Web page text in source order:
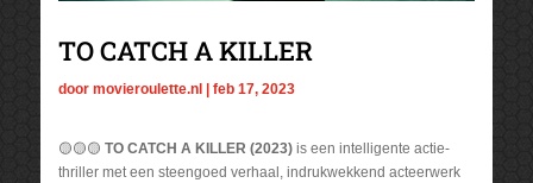
TO CATCH A KILLER
door movieroulette.nl feb 17, 2023
🟡🟡🟡 TO CATCH A KILLER (2023)is een intelligente actie-
thriller met een steengoed verhaal, indrukwekkend acteerwerk